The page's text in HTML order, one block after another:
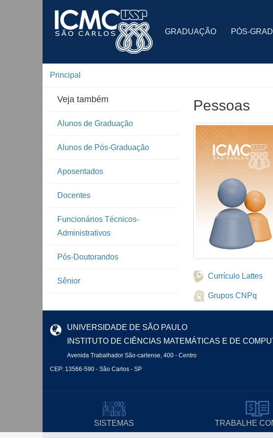
GRADUAÇÃO PÓS-
Principal
Veja também
Alunos de Graduação
Alunos de Pós-Graduação
Aposentados
Docentes
Funcionários Técnicos-
Administrativos
Pós-Doutorandos
Sênior
Pessoas
Currículo Lattes
Grupos CNPq
UNIVERSIDADE DE SÃO PAULO
INSTITUTO DE CIÊNCIAS MATEMÁTICAS E DE
Avenida Trabalhador São-carlense, 400 - Centro
CEP: 13566-590 - São Carlos - SP
SISTEMAS TRABALHE